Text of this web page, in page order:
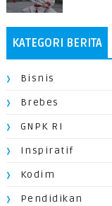
KATEGORI BERITA
Bisnis
Brebes
GNPK RI
Inspiratif
Kodim
Pendidikan